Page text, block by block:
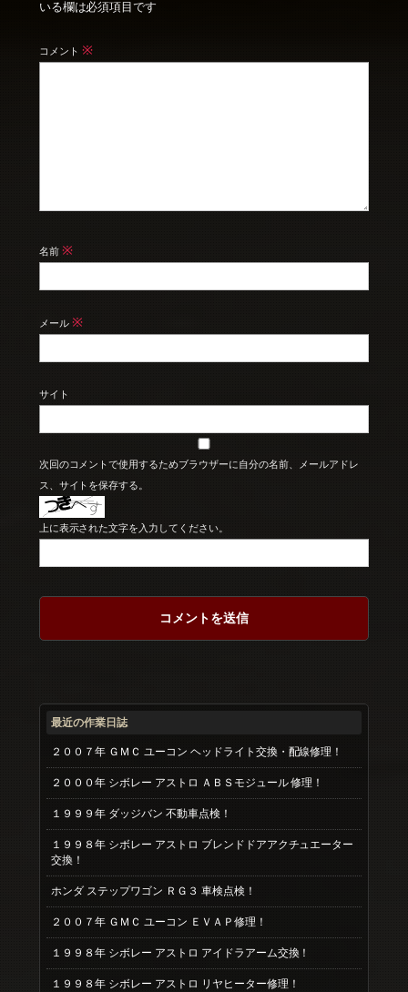
いる欄は必須項目です
コメント ※
名前 ※
メール ※
サイト
次回のコメントで使用するためブラウザーに自分の名前、メールアドレ
ス、サイトを保存する。
上に表示された文字を入力してください。
最近の作業日誌
２００７年 ＧＭＣ ユーコン ヘッドライト交換・配線修理！
２０００年 シボレー アストロ ＡＢＳモジュール 修理！
１９９９年 ダッジバン 不動車点検！
１９９８年 シボレー アストロ ブレンドドアアクチュエーター
交換！
ホンダ ステップワゴン ＲＧ３ 車検点検！
２００７年 ＧＭＣ ユーコン ＥＶＡＰ修理！
１９９８年 シボレー アストロ アイドラアーム交換！
１９９８年 シボレー アストロ リヤヒーター修理！